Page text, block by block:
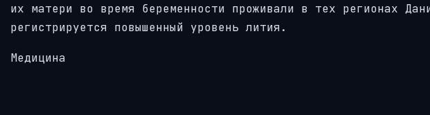
их матери во время беременности проживали в тех регионах
регистрируется повышенный уровень лития.
Медицина